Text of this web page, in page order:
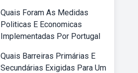
Quais Foram As Medidas
Politicas E Economicas
Implementadas Por Portugal
Quais Barreiras Primárias E
Secundárias Exigidas Para Um